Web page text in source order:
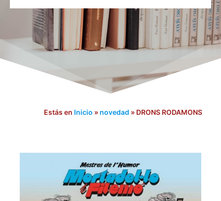
Estás en Inicio » novedad » DRONS RODAMONS